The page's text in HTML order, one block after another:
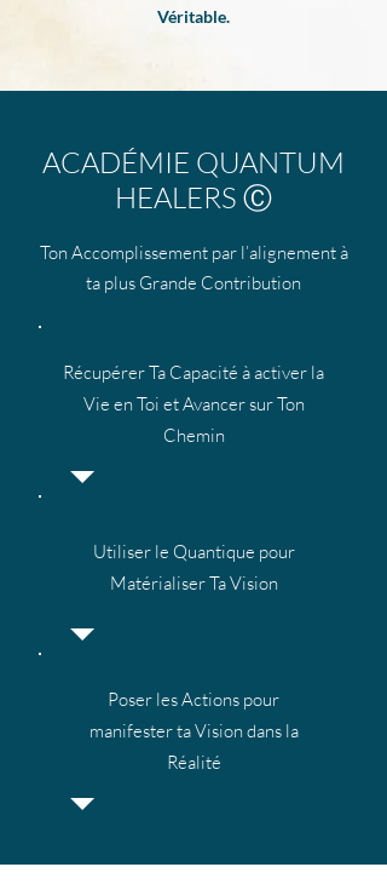
Véritable.
ACADÉMIE QUANTUM
HEALERS Ⓒ
Ton Accomplissement par l’alignement à
ta plus Grande Contribution
Récupérer Ta Capacité à activer la
Vie en Toi et Avancer sur Ton
Chemin
Utiliser le Quantique pour
Matérialiser Ta Vision
Poser les Actions pour
manifester ta Vision dans la
Réalité